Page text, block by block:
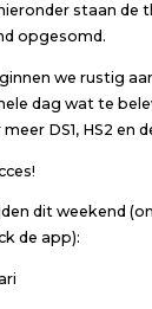
staan de
opgesomd.
we rustig
dag wat te
DS1, HS2 en
dit weekend
de app):